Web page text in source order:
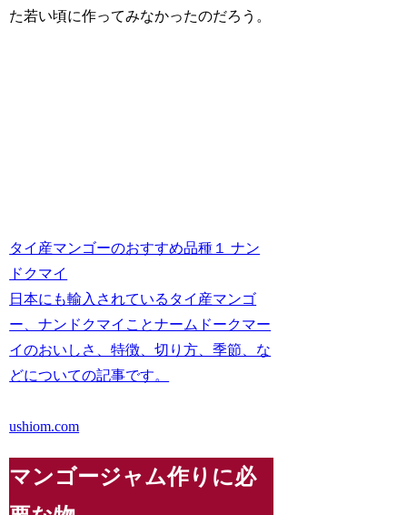
た若い頃に作ってみなかったのだろう。
タイ産マンゴーのおすすめ品種１ ナン
ドクマイ
日本にも輸入されているタイ産マンゴ
ー、ナンドクマイことナームドークマー
イのおいしさ、特徴、切り方、季節、な
どについての記事です。
ushiom.com
マンゴージャム作りに必